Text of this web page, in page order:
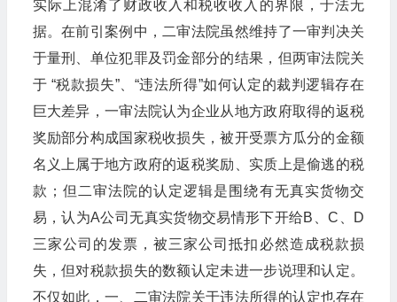
实际上混淆了财政收入和税收收入的界限，于法无
据。在前引案例中，二审法院虽然维持了一审判决关
于量刑、单位犯罪及罚金部分的结果，但两审法院关
于 “税款损失”、“违法所得”如何认定的裁判逻辑存在
巨大差异，一审法院认为企业从地方政府取得的返税
奖励部分构成国家税收损失，被开受票方瓜分的金额
名义上属于地方政府的返税奖励、实质上是偷逃的税
款；但二审法院的认定逻辑是围绕有无真实货物交
易，认为A公司无真实货物交易情形下开给B、C、D
三家公司的发票，被三家公司抵扣必然造成税款损
失，但对税款损失的数额认定未进一步说理和认定。
不仅如此，一、二审法院关于违法所得的认定也存在